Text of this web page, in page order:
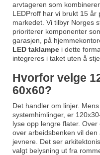
arvtageren som
LEDProff har vi brukt 15 år
markedet. Vi tilbyr Norges
prioriterer komponenter
garasjen, på
LED taklampe i dette
integreres i taket uten å
Hvorfor velge
60x60?
Det handler om linjer.
systemhimlinger, er
lyse opp lengre flater.
over arbeidsbenken vil
jevnere. Det ser
valgt belysning ut fra